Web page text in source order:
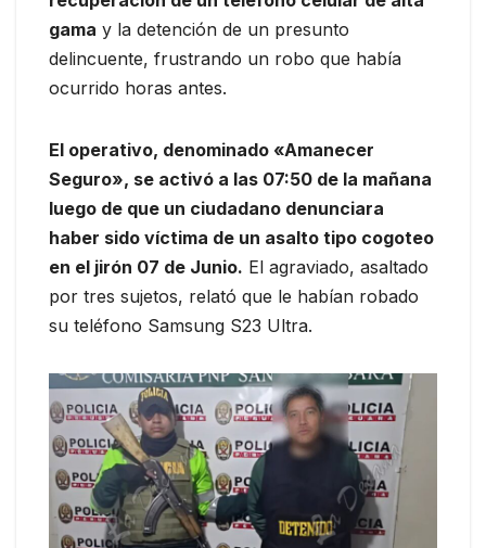
gama y la detención de un presunto
delincuente, frustrando un robo que había
ocurrido horas antes.
El operativo, denominado «Amanecer
Seguro», se activó a las 07:50 de la mañana
luego de que un ciudadano denunciara
haber sido víctima de un asalto tipo cogoteo
en el jirón 07 de Junio. El agraviado, asaltado
por tres sujetos, relató que le habían robado
su teléfono Samsung S23 Ultra.